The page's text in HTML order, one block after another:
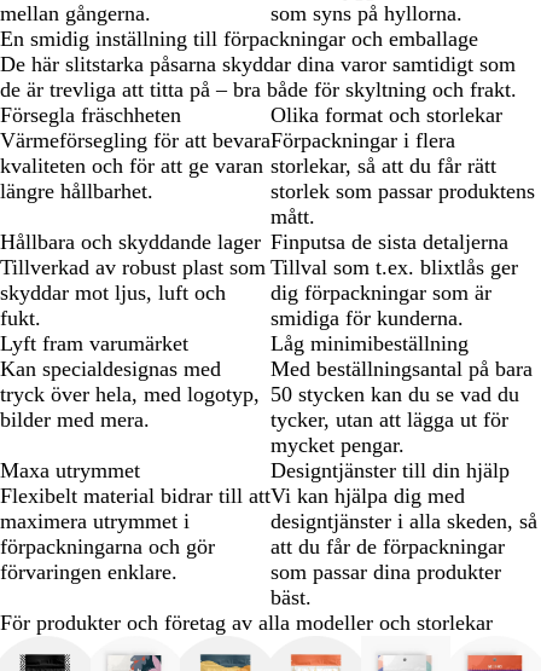
mellan gångerna.
som syns på hyllorna.
En smidig inställning till förpackningar och emballage
De här slitstarka påsarna skyddar dina varor samtidigt som
de är trevliga att titta på – bra både för skyltning och frakt.
Försegla fräschheten
Värmeförsegling för att bevara
kvaliteten och för att ge varan
längre hållbarhet.
Olika format och storlekar
Förpackningar i flera
storlekar, så att du får rätt
storlek som passar produktens
mått.
Hållbara och skyddande lager
Tillverkad av robust plast som
skyddar mot ljus, luft och
fukt.
Finputsa de sista detaljerna
Tillval som t.ex. blixtlås ger
dig förpackningar som är
smidiga för kunderna.
Lyft fram varumärket
Kan specialdesignas med
tryck över hela, med logotyp,
bilder med mera.
Låg minimibeställning
Med beställningsantal på bara
50 stycken kan du se vad du
tycker, utan att lägga ut för
mycket pengar.
Maxa utrymmet
Flexibelt material bidrar till att
maximera utrymmet i
förpackningarna och gör
förvaringen enklare.
Designtjänster till din hjälp
Vi kan hjälpa dig med
designtjänster i alla skeden, så
att du får de förpackningar
som passar dina produkter
bäst.
För produkter och företag av alla modeller och storlekar